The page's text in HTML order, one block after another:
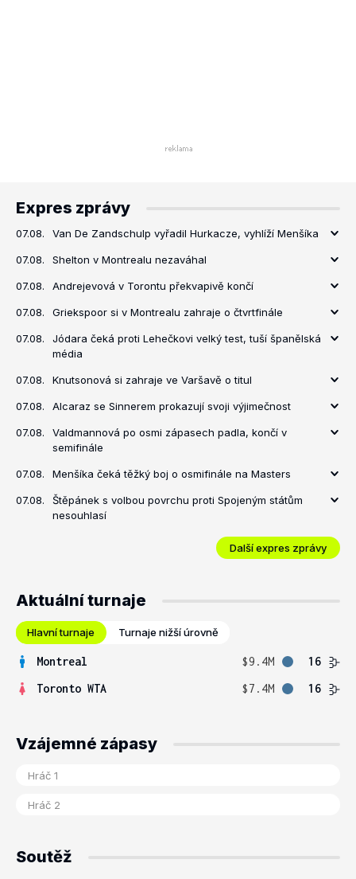
Expres zprávy
07.08. Van De Zandschulp vyřadil Hurkacze, vyhlíží Menšíka
07.08. Shelton v Montrealu nezaváhal
07.08. Andrejevová v Torontu překvapivě končí
07.08. Griekspoor si v Montrealu zahraje o čtvrtfinále
07.08.
Jódara čeká proti Lehečkovi velký test, tuší španělská
média
07.08. Knutsonová si zahraje ve Varšavě o titul
07.08. Alcaraz se Sinnerem prokazují svoji výjimečnost
07.08.
Valdmannová po osmi zápasech padla, končí v
semifinále
07.08. Menšíka čeká těžký boj o osmifinále na Masters
07.08.
Štěpánek s volbou povrchu proti Spojeným státům
nesouhlasí
Další expres zprávy
Aktuální turnaje
Hlavní turnaje Turnaje nižší úrovně
Montreal $9.4M
16
Toronto WTA
$7.4M 16
Vzájemné zápasy
Soutěž